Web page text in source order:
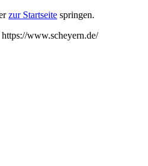
zur Startseite springen.
www.scheyern.de/